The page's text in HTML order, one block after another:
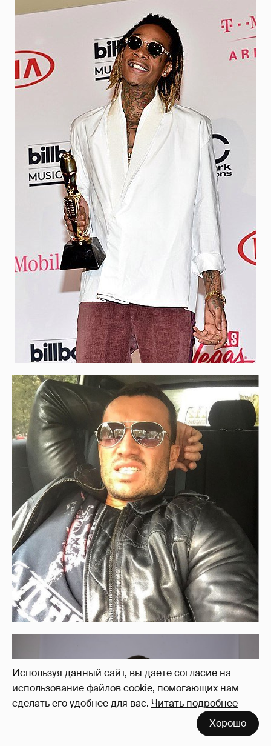
Используя данный сайт, вы даете согласие на
использование файлов cookie, помогающих нам
сделать его удобнее для вас. Читать подробнее
Хорошо